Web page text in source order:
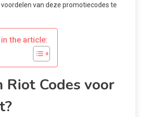
van deze promotiecodes te
the article:
Riot Codes voor